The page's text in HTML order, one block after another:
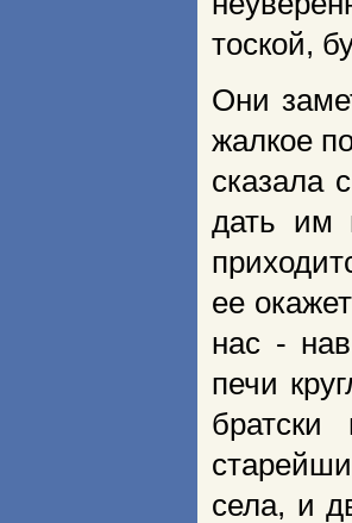
тоской,
Они
жалкое
сказа­ла
дать им
ее
нас -
печи
села, и